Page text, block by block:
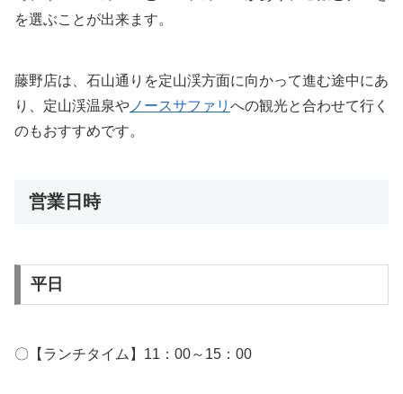
を選ぶことが出来ます。
藤野店は、石山通りを定山渓方面に向かって進む途中にあ
り、定山渓温泉や ノースサファリ への観光と合わせて行く
のもおすすめです。
営業日時
平日
〇【ランチタイム】11：00～15：00